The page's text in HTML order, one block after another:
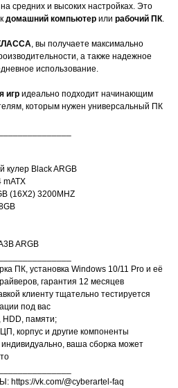
средних и высоких настройках. Это
домашний компьютер или рабочий ПК.
, вы получаете максимально
а также надежное
использование.
игр идеально подходит начинающим
которым нужен универсальный ПК
кулер Black ARGB
mATX
(16X2) 3200MHZ
ARGB
ПК, установка Windows 10/11 Pro и её
гарантия 12 месяцев
клиенту тщательно тестируется
под вас
HDD, памяти;
корпус и другие компоненты
ваша сборка может
vk.com/@cyberartel-faq